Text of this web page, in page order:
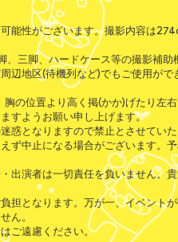
能性がございます。撮影内容は
三脚、ハードケース等の撮影補助
辺地区(待機列など)でもご使用がで
の位置より高く掲(かか)げたり左
すようお願い申し上げます。
となりますので禁止とさせていた
ず中止になる場合がございます。
出演者は一切責任を負いません。
担となります。万が一、イベント
ん。
ご遠慮ください。